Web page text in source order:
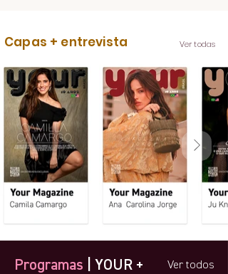
Capas + entrevista Ver todas
Programas | YOUR + Ver todos